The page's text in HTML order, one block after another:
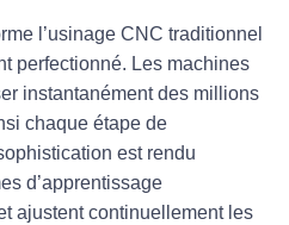
l’usinage CNC traditionnel
perfectionné. Les machines
instantanément des millions
chaque étape de
est rendu
d’apprentissage
ajustent continuellement les